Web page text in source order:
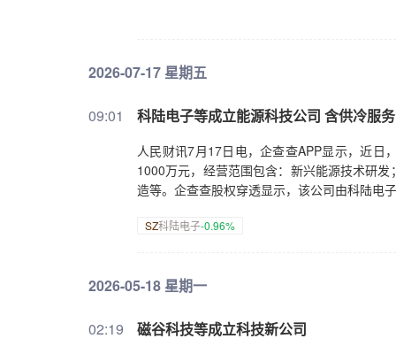
2026-07-17 星期五
09:01 科陆电子等成立能源科技公司 含供冷服务
人民财讯7月17日电，企查查APP显示，近日
1000万元，经营范围包含：新兴能源技术研
造等。企查查股权穿透显示，该公司由科陆电
SZ科陆电子-0.96%
2026-05-18 星期一
02:19 磁谷科技等成立科技新公司